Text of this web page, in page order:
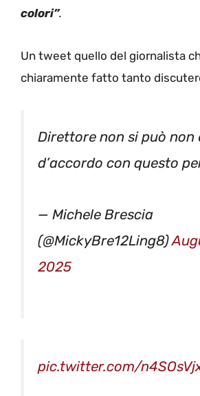
colori”.
Un tweet quello del giornalista
chiaramente fatto tanto
Direttore non si può non
d’accordo con questo
— Michele Brescia
(@MickyBre12Ling8)
2025
pic.twitter.com/